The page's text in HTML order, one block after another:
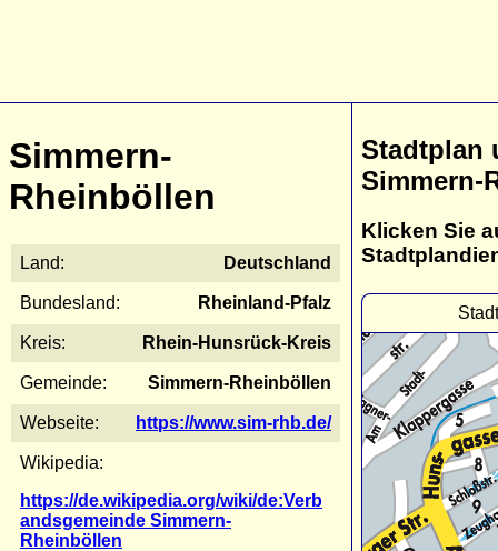
Simmern-
Rheinböllen
Land: Deutschland
Bundesland: Rheinland-Pfalz
Kreis: Rhein-Hunsrück-Kreis
Gemeinde: Simmern-Rheinböllen
Webseite: https://www.sim-rhb.de/
Wikipedia:
https://de.wikipedia.org/wiki/de:Verb
andsgemeinde Simmern-
Rheinböllen
Stadtplan
Simmern-
Klicken Sie